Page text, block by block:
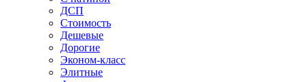
ДСП
Стоимость
Дешевые
Дорогие
Эконом-класс
Элитные